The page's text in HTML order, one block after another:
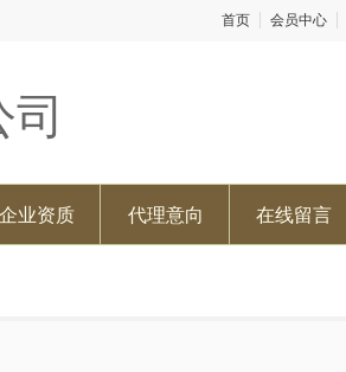
首页 会员中心
企业资质 代理意向 在线留言